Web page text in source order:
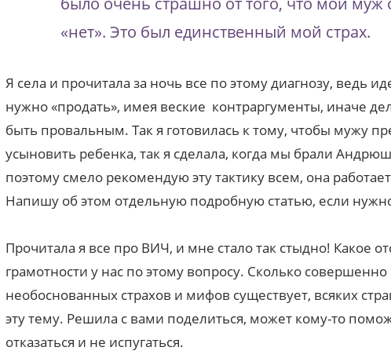
«нет». Это был единственный мой страх.
Я села и прочитала за ночь все по этому диагнозу, ведь
нужно «продать», имея веские контраргументы, иначе
быть провальным. Так я готовилась к тому, чтобы мужу
усыновить ребенка, так я сделала, когда мы брали
поэтому смело рекомендую эту тактику всем, она
Напишу об этом отдельную подробную статью, если
Прочитала я все про ВИЧ, и мне стало так стыдно! Какое
грамотности у нас по этому вопросу. Сколько совершенно
необоснованных страхов и мифов существует, всяких
эту тему. Решила с вами поделиться, может кому-то
отказаться и не испугаться.